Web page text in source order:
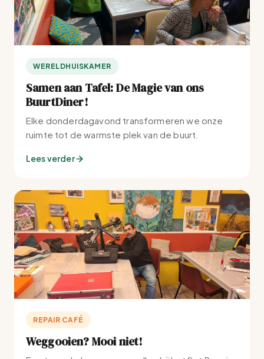
WERELDHUISKAMER
Samen aan Tafel: De Magie van ons
BuurtDiner!
Elke donderdagavond transformeren we onze
ruimte tot de warmste plek van de buurt.
Lees verder
REPAIR CAFÉ
Weggooien? Mooi niet!